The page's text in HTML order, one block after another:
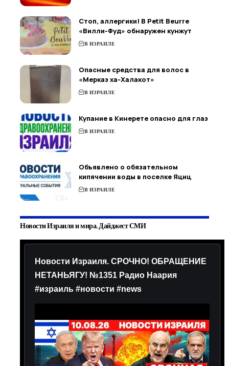
Стоп, аллергики! В Petit Beurre
«Вилли-Фуд» обнаружен кунжут
В ИЗРАИЛЕ
Опасные средства для волос в
«Мерказ ха-Халакот»
В ИЗРАИЛЕ
Купание в Кинерете опасно для глаз
В ИЗРАИЛЕ
Объявлено о обязательном
кипячении воды в поселке Яциц
В ИЗРАИЛЕ
Новости Израиля и мира. Дайджест СМИ